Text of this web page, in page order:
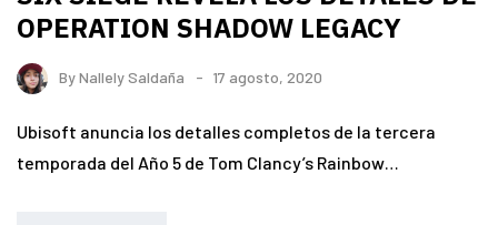
OPERATION SHADOW LEGACY
ByNallely Saldaña 17 agosto, 2020
Ubisoft anuncia los detalles completos de la tercera
temporada del Año 5 de Tom Clancy’s Rainbow…